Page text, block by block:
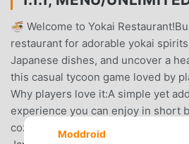
🍜 Welcome to Yokai
restaurant for adorable yokai
Japanese dishes, and uncover a
this casual tycoon game loved by
Why players love it:A simple yet
experience you can enjoy in short
cozy, charming design filled with
Moddroid